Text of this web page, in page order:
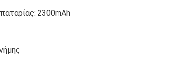
2300mAh